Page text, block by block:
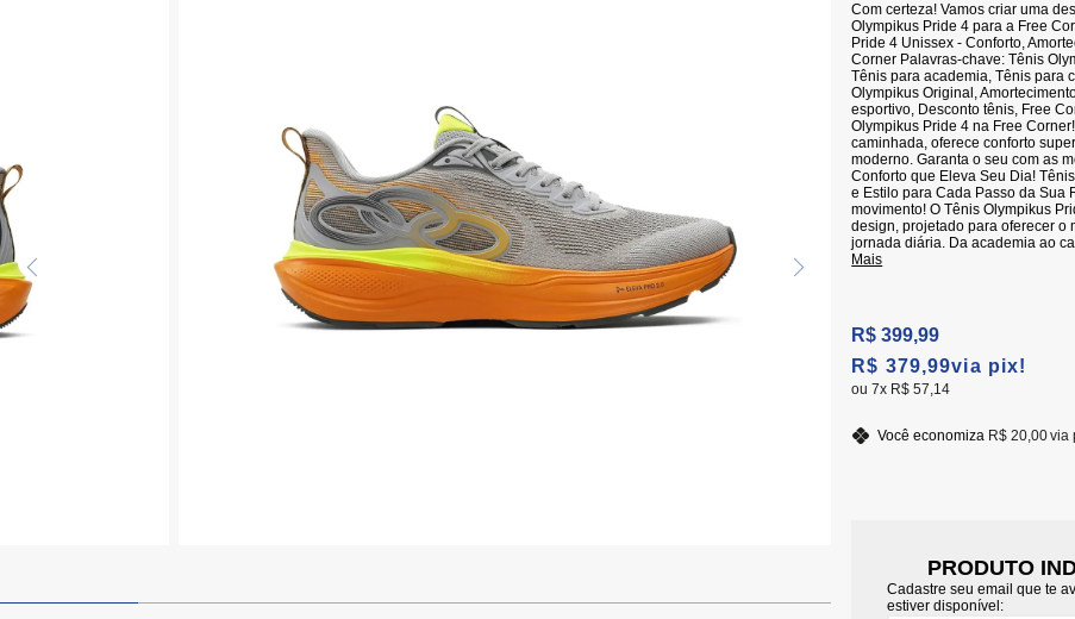
Com certeza! Vamos criar uma
Olympikus Pride 4 para a Free
Pride 4 Unissex - Conforto,
Corner Palavras-chave: Tênis
Tênis para academia, Tênis para
Olympikus Original,
esportivo, Desconto tênis, Free
Olympikus Pride 4 na Free
caminhada, oferece conforto
moderno. Garanta o seu com as
Conforto que Eleva Seu Dia!
e Estilo para Cada Passo da Sua
movimento! O Tênis Olympikus
design, projetado para oferecer o
jornada diária. Da academia ao
Mais
R$ 379,99via pix!
R$ 399,99
7x R$ 57,14
Você economiza R$ 20,00via
PRODUTO
Cadastre seu email que te
estiver disponível: